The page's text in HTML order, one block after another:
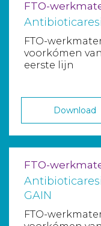
FTO-
FTO-
voorkómen
eerste lijn
Download
FTO-
GAIN
FTO-